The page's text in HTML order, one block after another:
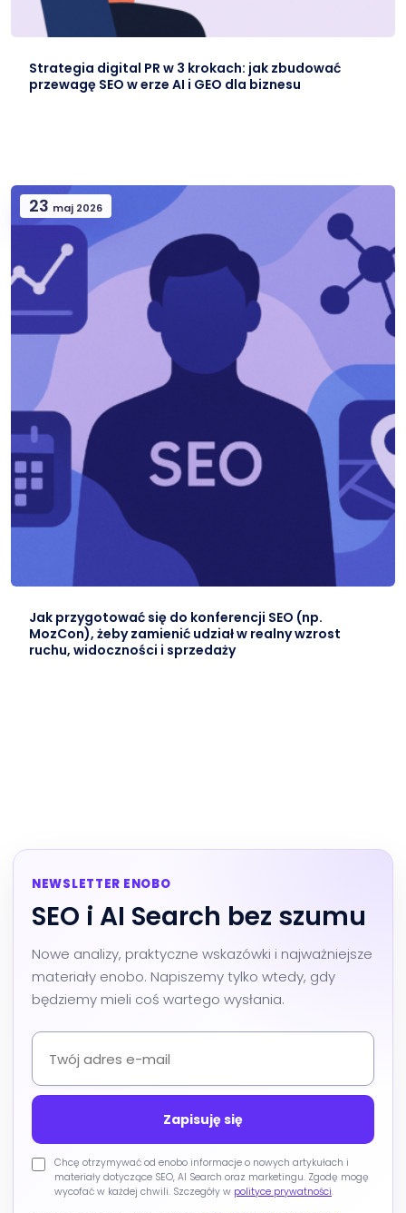
Strategia digital PR w 3 krokach: jak zbudować
przewagę SEO w erze AI i GEO dla biznesu
23 maj 2026
Jak przygotować się do konferencji SEO (np.
MozCon), żeby zamienić udział w realny wzrost
ruchu, widoczności i sprzedaży
NEWSLETTER ENOBO
SEO i AI Search bez szumu
Nowe analizy, praktyczne wskazówki i najważniejsze
materiały enobo. Napiszemy tylko wtedy, gdy
będziemy mieli coś wartego wysłania.
Chcę otrzymywać od enobo informacje o nowych artykułach i
materiały dotyczące SEO, AI Search oraz marketingu. Zgodę mogę
wycofać w każdej chwili. Szczegóły w polityce prywatności.